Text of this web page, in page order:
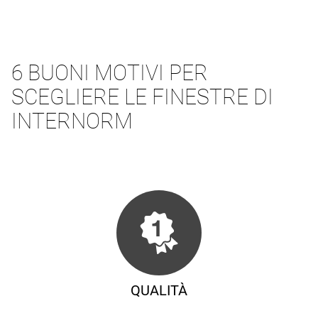
6 BUONI MOTIVI PER
SCEGLIERE LE FINESTRE DI
INTERNORM
QUALITÀ